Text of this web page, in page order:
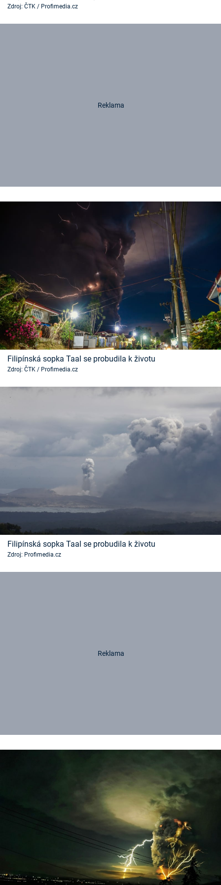
Zdroj: ČTK / Profimedia.cz
Filipínská sopka Taal se probudila k životu
Zdroj: ČTK / Profimedia.cz
Filipínská sopka Taal se probudila k životu
Zdroj: Profimedia.cz